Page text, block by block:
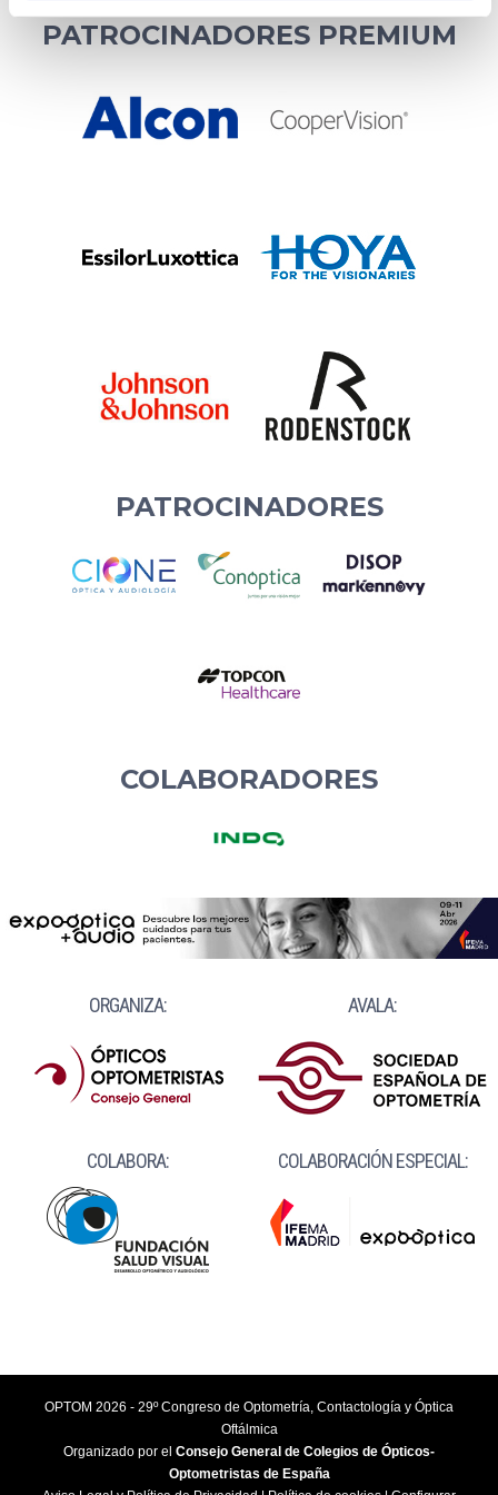
PATROCINADORES PREMIUM
PATROCINADORES
COLABORADORES
ORGANIZA: AVALA:
COLABORA: COLABORACIÓN ESPECIAL:
OPTOM 2026 - 29º Congreso de Optometría, Contactología y Óptica
Oftálmica
Organizado por el Consejo General de Colegios de Ópticos-
Optometristas de España